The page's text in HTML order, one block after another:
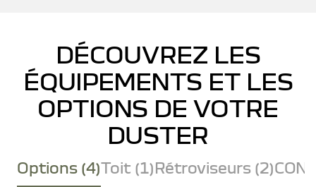
DÉCOUVREZ LES
ÉQUIPEMENTS ET LES
OPTIONS DE VOTRE
DUSTER
Options (4)Toit (1)Rétroviseurs (2)